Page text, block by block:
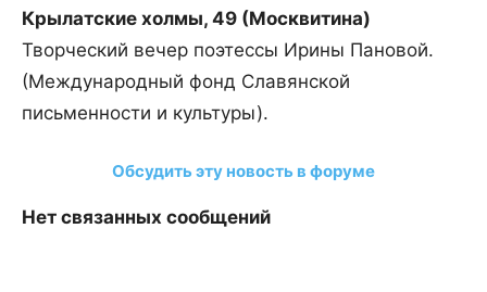
Крылатские холмы, 49 (Москвитина)
Творческий вечер поэтессы Ирины Пановой.
(Международный фонд Славянской
письменности и культуры).
Обсудить эту новость в форуме
Нет связанных сообщений